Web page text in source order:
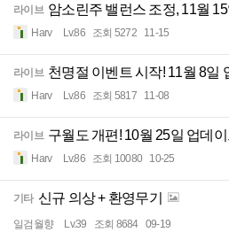
라이브 암소린주 밸런스 조정, 11월
Harv Lv.86 조회 5272 11-15
라이브 천명절 이벤트 시작! 11월 8일
Harv Lv.86 조회 5817 11-08
라이브 구월도 개편! 10월 25일 업데
Harv Lv.86 조회 10080 10-25
기타 신규 의상 + 환영무기
일검월향 Lv.39 조회 8684 09-19